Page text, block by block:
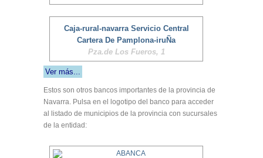
Caja-rural-navarra Servicio Central
Cartera De Pamplona-iruÑa
Pza.de Los Fueros, 1
Ver más...
Estos son otros bancos importantes de la provincia de
Navarra. Pulsa en el logotipo del banco para acceder
al listado de municipios de la provincia con sucursales
de la entidad: